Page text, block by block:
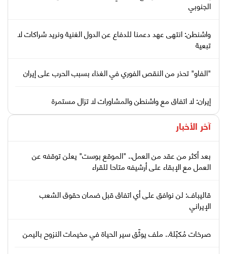
الجنوبي
واشنطن: انتهى عهد دعمنا للدفاع عن الدول الغنية ونريد شراكات لا
تبعية
"الفاو" تحذر من النقص الفوري في الغذاء بسبب الحرب على إيران
إيران: لا اتفاق مع واشنطن والمشاورات لا تزال مستمرة
آخر الأخبار
بعد أكثر من عقد من العمل.. "الموقع بوست" يعلن توقفه عن
العمل مع الإبقاء على أرشيفه متاحا للقراء
قاليباف: لن نوافق على أي اتفاق قبل ضمان حقوق الشعب
الإيراني
صرخات مُكبّلة.. ملف يوثّق سير الحياة في مخيمات النزوح باليمن